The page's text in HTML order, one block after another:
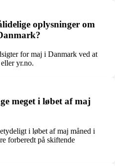
oplysninger om
for maj i Danmark ved at
yr.no.
meget i løbet af maj
i løbet af maj måned i
forberedt på skiftende